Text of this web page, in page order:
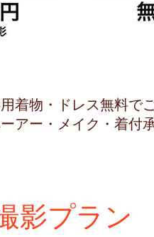
着物・ドレス無料で
アー・メイク・着
影プラン